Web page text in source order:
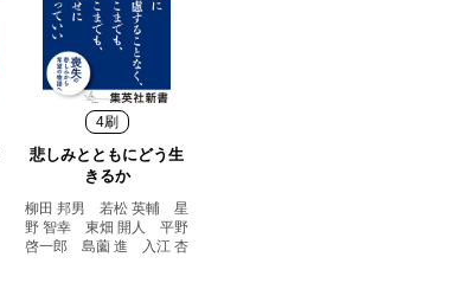
4刷
悲しみとともにどう生
きるか
柳田 邦男 若松 英輔 星
野 智幸 東畑 開人 平野
啓一郎 島薗 進 入江 杏